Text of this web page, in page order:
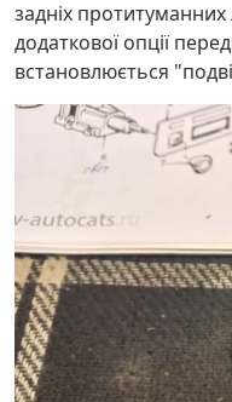
задніх протитуманних
додаткової опції
встановлюється